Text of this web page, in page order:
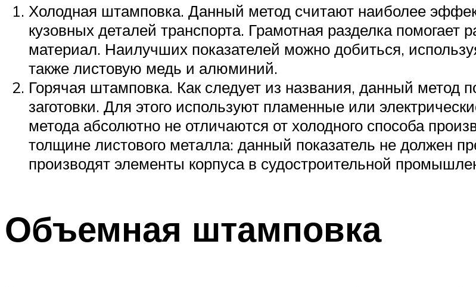
Холодная штамповка. Данный метод считают наиболее
кузовных деталей транспорта. Грамотная разделка помогает
материал. Наилучших показателей можно добиться,
также листовую медь и алюминий.
Горячая штамповка. Как следует из названия, данный метод
заготовки. Для этого используют пламенные или
метода абсолютно не отличаются от холодного способа
толщине листового металла: данный показатель не должен
производят элементы корпуса в судостроительной
Объемная штамповка